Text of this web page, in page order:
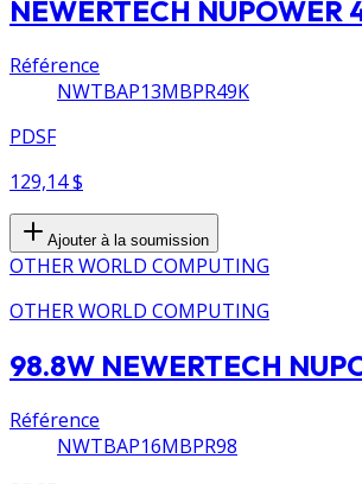
NEWERTECH NUPOWER
Référence
NWTBAP13MBPR49K
PDSF
129,14 $
Ajouter à la soumission
OTHER WORLD COMPUTING
OTHER WORLD COMPUTING
98.8W NEWERTECH
Référence
NWTBAP16MBPR98